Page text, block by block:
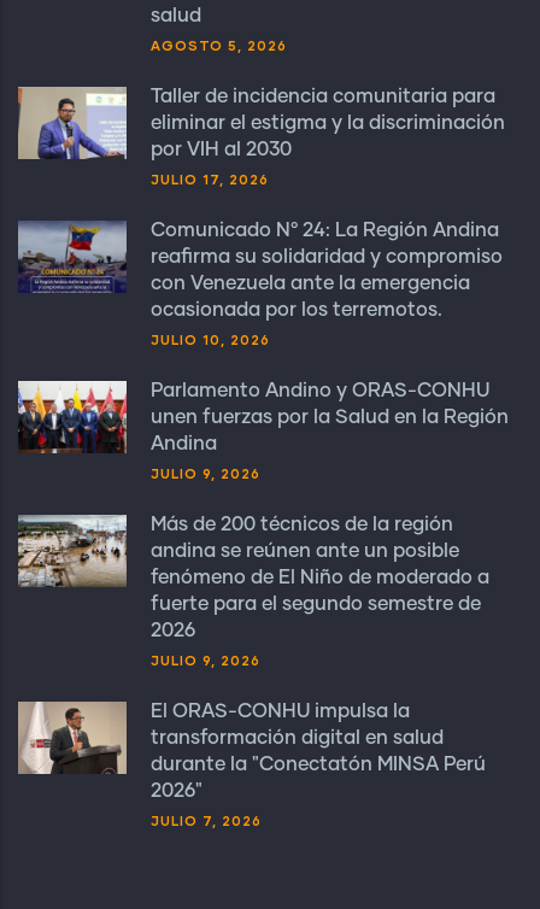
salud
AGOSTO 5, 2026
Taller de incidencia comunitaria para
eliminar el estigma y la discriminación
por VIH al 2030
JULIO 17, 2026
Comunicado N° 24: La Región Andina
reafirma su solidaridad y compromiso
con Venezuela ante la emergencia
ocasionada por los terremotos.
JULIO 10, 2026
Parlamento Andino y ORAS-CONHU
unen fuerzas por la Salud en la Región
Andina
JULIO 9, 2026
Más de 200 técnicos de la región
andina se reúnen ante un posible
fenómeno de El Niño de moderado a
fuerte para el segundo semestre de
2026
JULIO 9, 2026
El ORAS-CONHU impulsa la
transformación digital en salud
durante la "Conectatón MINSA Perú
2026"
JULIO 7, 2026